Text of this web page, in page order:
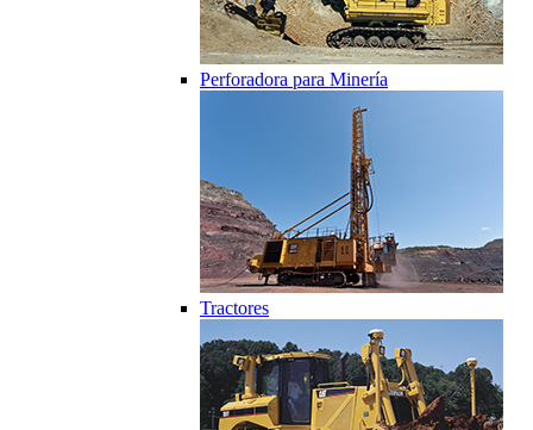
Perforadora para Minería
Tractores